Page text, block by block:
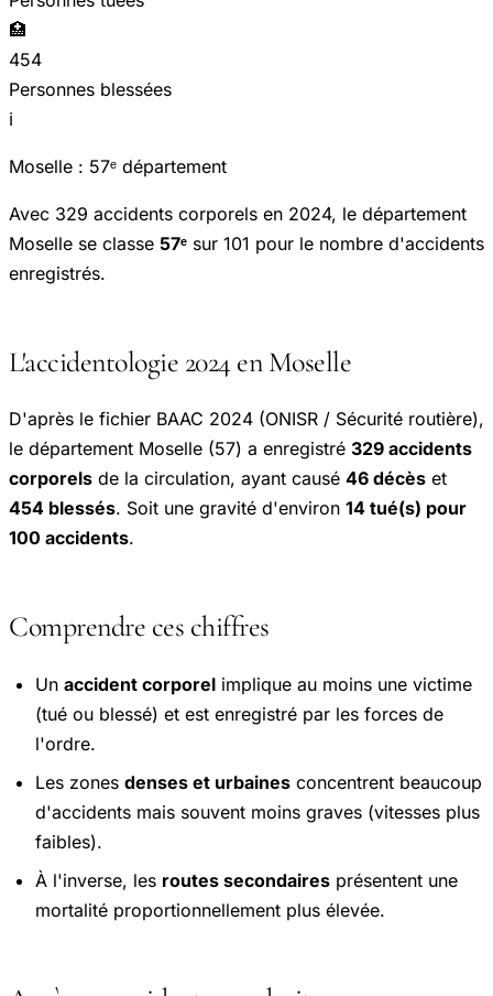
🏥
454
Personnes blessées
ℹ️
Moselle : 57ᵉ département
Avec 329 accidents corporels en 2024, le département
Moselle se classe 57ᵉ sur 101 pour le nombre d'accidents
enregistrés.
L'accidentologie 2024 en Moselle
D'après le fichier BAAC 2024 (ONISR / Sécurité routière),
le département Moselle (57) a enregistré 329 accidents
corporels de la circulation, ayant causé 46 décès et
454 blessés. Soit une gravité d'environ 14 tué(s) pour
100 accidents.
Comprendre ces chiffres
Un accident corporel implique au moins une victime
(tué ou blessé) et est enregistré par les forces de
l'ordre.
Les zones denses et urbaines concentrent beaucoup
d'accidents mais souvent moins graves (vitesses plus
faibles).
À l'inverse, les routes secondaires présentent une
mortalité proportionnellement plus élevée.